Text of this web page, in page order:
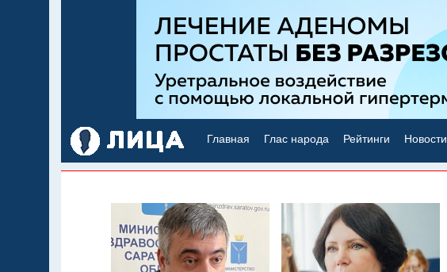
Главная Глас народа Рейтинги Новости